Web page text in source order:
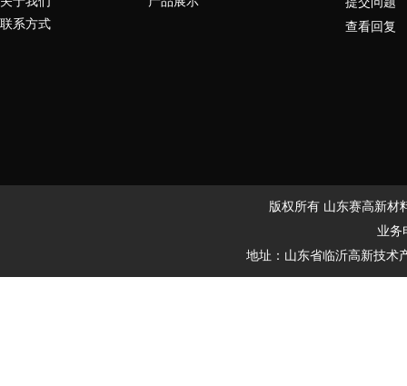
联系方式
查看回复
版权所有 山东赛高新材
业务
地址：山东省临沂高新技术